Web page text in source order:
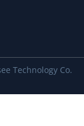
Technology Co.